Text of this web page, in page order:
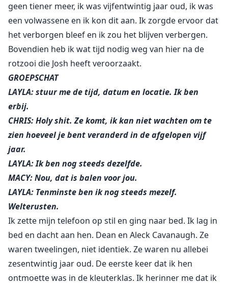
geen tiener meer, ik was vijfentwintig jaar oud, ik was
een volwassene en ik kon dit aan. Ik zorgde ervoor dat
het verborgen bleef en ik zou het blijven verbergen.
Bovendien heb ik wat tijd nodig weg van hier na de
rotzooi die Josh heeft veroorzaakt.
GROEPSCHAT
LAYLA: stuur me de tijd, datum en locatie. Ik ben
erbij.
CHRIS: Holy shit. Ze komt, ik kan niet wachten om te
zien hoeveel je bent veranderd in de afgelopen vijf
jaar.
LAYLA: Ik ben nog steeds dezelfde.
MACY: Nou, dat is balen voor jou.
LAYLA: Tenminste ben ik nog steeds mezelf.
Welterusten.
Ik zette mijn telefoon op stil en ging naar bed. Ik lag in
bed en dacht aan hen. Dean en Aleck Cavanaugh. Ze
waren tweelingen, niet identiek. Ze waren nu allebei
zesentwintig jaar oud. De eerste keer dat ik hen
ontmoette was in de kleuterklas. Ik herinner me dat ik